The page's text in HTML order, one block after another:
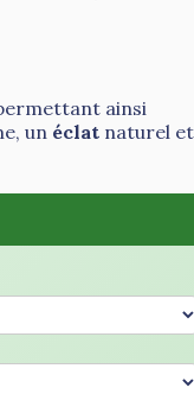
ainsi
un éclat naturel et